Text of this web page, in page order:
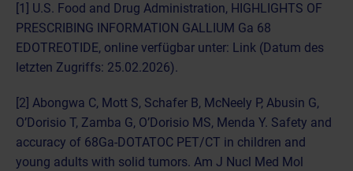
[1] U.S. Food and Drug Administration, HIGHLIGHTS OF
PRESCRIBING INFORMATION GALLIUM Ga 68
EDOTREOTIDE, online verfügbar unter: Link (Datum des
letzten Zugriffs: 25.02.2026).
[2] Abongwa C, Mott S, Schafer B, McNeely P, Abusin G,
O’Dorisio T, Zamba G, O’Dorisio MS, Menda Y. Safety and
accuracy of 68Ga-DOTATOC PET/CT in children and
young adults with solid tumors. Am J Nucl Med Mol